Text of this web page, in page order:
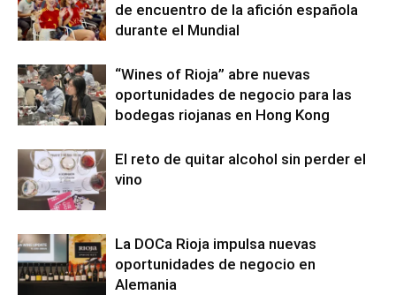
de encuentro de la afición española
durante el Mundial
“Wines of Rioja” abre nuevas
oportunidades de negocio para las
bodegas riojanas en Hong Kong
El reto de quitar alcohol sin perder el
vino
La DOCa Rioja impulsa nuevas
oportunidades de negocio en
Alemania